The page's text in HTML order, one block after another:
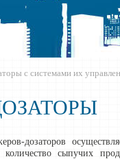
с системами их
дозаторов
количество сыпучих